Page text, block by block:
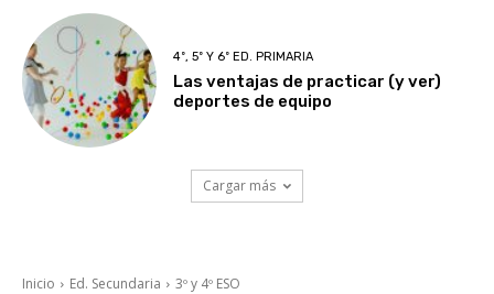
4º, 5º Y 6º ED. PRIMARIA
Las ventajas de practicar (y ver)
deportes de equipo
Cargar más